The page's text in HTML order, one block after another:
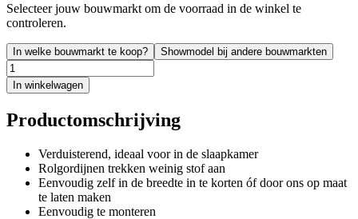
Selecteer jouw bouwmarkt om de voorraad in de winkel te
controleren.
In welke bouwmarkt te koop? Showmodel bij andere bouwmarkten
In winkelwagen
Productomschrijving
Verduisterend, ideaal voor in de slaapkamer
Rolgordijnen trekken weinig stof aan
Eenvoudig zelf in de breedte in te korten óf door ons op maat
te laten maken
Eenvoudig te monteren